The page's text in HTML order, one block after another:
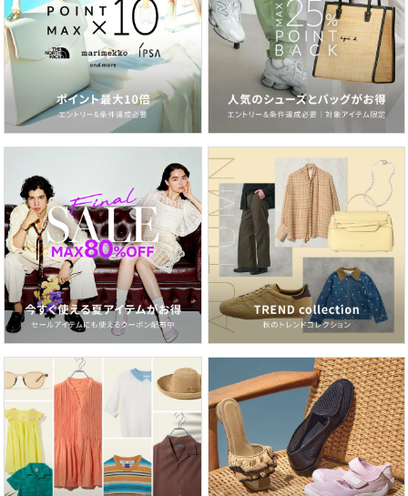
クリーニング
【本体のみ】40℃まで手洗い可 塩素系漂白不可
タンブル乾燥不可 日陰つり干し乾燥 アイロンは
160℃まで 弱いドライクリーニング（石油系）
可 弱いウェットクリーニング可
品番
MC3739_JKJHCA0601
(JKJHCA0601-4-J MC3739)